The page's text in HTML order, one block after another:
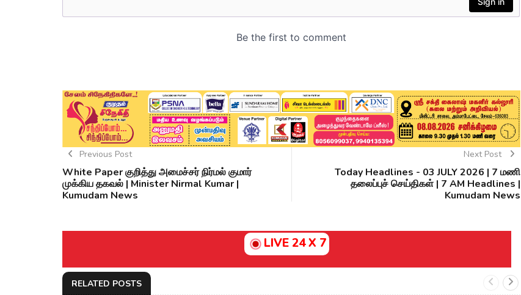
Previous Post
White Paper குறித்து அமைச்சர் நிர்மல் குமார்
முக்கிய தகவல் | Minister Nirmal Kumar |
Kumudam News
Next Post
Today Headlines - 03 JULY 2026 | 7 மணி
தலைப்புச் செய்திகள் | 7 AM Headlines |
Kumudam News
LIVE 24 X 7
RELATED POSTS